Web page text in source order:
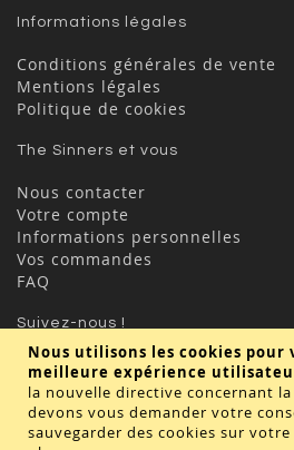
Nous utilisons les cookies pour
meilleure expérience
la nouvelle directive concernant
devons vous demander votre
sauvegarder des cookies sur
Informations légales
Conditions générales de vente
Mentions légales
Politique de cookies
The Sinners et vous
Nous contacter
Votre compte
Informations personnelles
Vos commandes
FAQ
Suivez-nous !